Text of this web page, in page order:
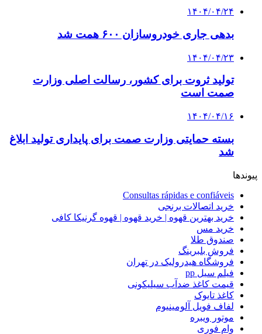
۱۴۰۴/۰۴/۲۴
بدهی جاری خودروسازان ۶۰۰ همت شد
۱۴۰۴/۰۴/۲۳
تولید ثروت برای کشور، رسالت اصلی وزارت
صمت است
۱۴۰۴/۰۴/۱۶
بسته حمایتی وزارت صمت برای پایداری تولید ابلاغ
شد
پیوندها
Consultas rápidas e confiáveis
خرید اتصالات برنجی
خرید بهترین قهوه | خرید قهوه | قهوه گرنیکا کافی
خرید مس
صندوق طلا
فروش بلبرینگ
فروشگاه هیدرولیک در تهران
فیلم سیل pp
قیمت کاغذ ضدآب سیلیکونی
کاغذ تایوک
لفاف فویل آلومینیوم
موتور ویبره
وام فوری